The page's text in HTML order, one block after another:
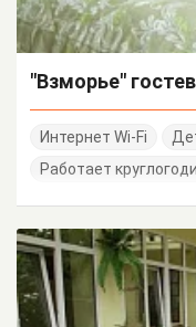
"Взморье"
Интернет Wi-Fi
Работает